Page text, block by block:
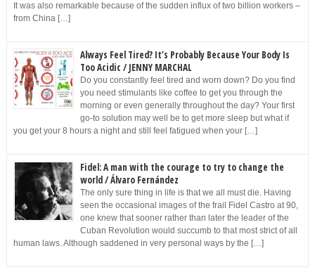
It was also remarkable because of the sudden influx of two billion workers –
from China […]
Always Feel Tired? It’s Probably Because Your Body Is
Too Acidic / JENNY MARCHAL
Do you constantly feel tired and worn down? Do you find
you need stimulants like coffee to get you through the
morning or even generally throughout the day? Your first
go-to solution may well be to get more sleep but what if
you get your 8 hours a night and still feel fatigued when your […]
Fidel: A man with the courage to try to change the
world / Álvaro Fernández
The only sure thing in life is that we all must die. Having
seen the occasional images of the frail Fidel Castro at 90,
one knew that sooner rather than later the leader of the
Cuban Revolution would succumb to that most strict of all
human laws. Although saddened in very personal ways by the […]